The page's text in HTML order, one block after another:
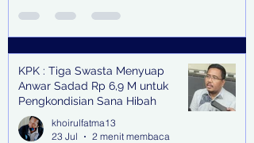
KPK : Tiga Swasta Menyuap
Anwar Sadad Rp 6,9 M untuk
Pengkondisian Sana Hibah
khoirulfatma13
23 Jul
2 menit membaca